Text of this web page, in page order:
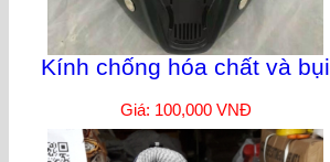
Kính chống hóa chất và bụi
Giá: 100,000 VNĐ